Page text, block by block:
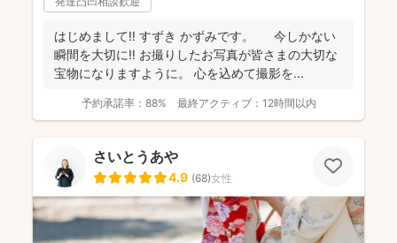
はじめまして‼︎ すずき かずみです。 今しかない
瞬間を大切に‼︎ お撮りしたお写真が皆さまの大切な
宝物になりますように。 心を込めて撮影を...
予約承諾率： 88% 最終アクティブ： 12時間以内
さいとうあや
4.9 (68)女性